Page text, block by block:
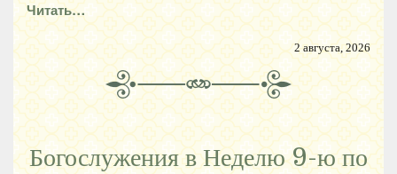
Читать…
2 августа, 2026
Богослужения в Неделю 9-ю по